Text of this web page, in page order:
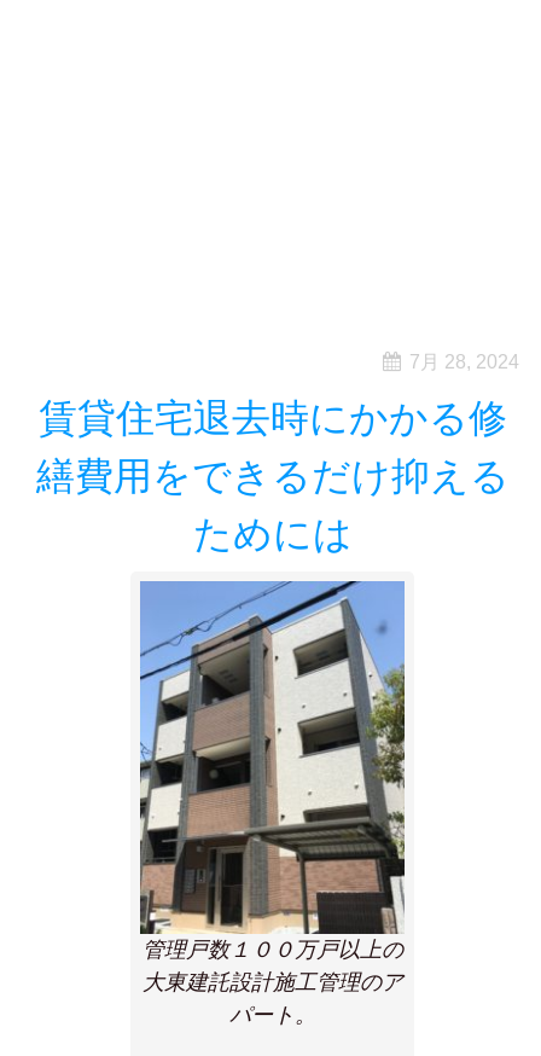
7月 28, 2024
賃貸住宅退去時にかかる修
繕費用をできるだけ抑える
ためには
管理戸数１００万戸以上の
大東建託設計施工管理のア
パート。